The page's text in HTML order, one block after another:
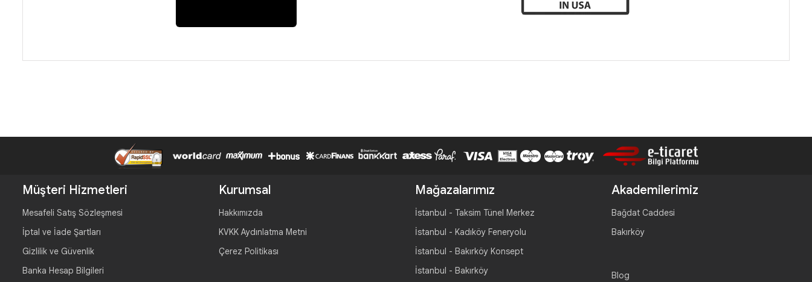
Müşteri Hizmetleri
Mesafeli Satış Sözleşmesi
İptal ve İade Şartları
Gizlilik ve Güvenlik
Banka Hesap Bilgileri
Kurumsal
Hakkımızda
KVKK Aydınlatma Metni
Çerez Politikası
Mağazalarımız
İstanbul - Taksim Tünel Merkez
İstanbul - Kadıköy Feneryolu
İstanbul - Bakırköy Konsept
İstanbul - Bakırköy
Akademilerimiz
Bağdat Caddesi
Bakırköy
Blog